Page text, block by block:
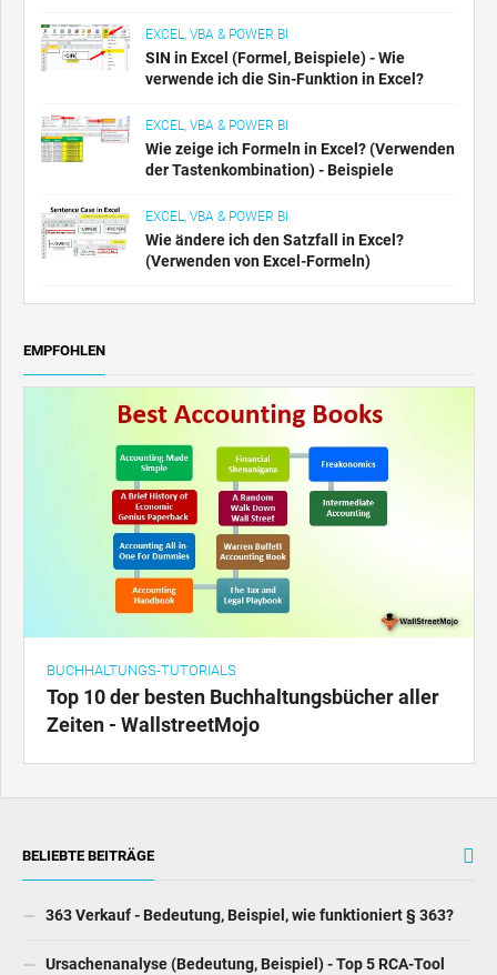
EXCEL, VBA & POWER BI
SIN in Excel (Formel, Beispiele) - Wie
verwende ich die Sin-Funktion in Excel?
EXCEL, VBA & POWER BI
Wie zeige ich Formeln in Excel? (Verwenden
der Tastenkombination) - Beispiele
EXCEL, VBA & POWER BI
Wie ändere ich den Satzfall in Excel?
(Verwenden von Excel-Formeln)
EMPFOHLEN
BUCHHALTUNGS-TUTORIALS
Top 10 der besten Buchhaltungsbücher aller
Zeiten - WallstreetMojo
BELIEBTE BEITRÄGE
363 Verkauf - Bedeutung, Beispiel, wie funktioniert § 363?
Ursachenanalyse (Bedeutung, Beispiel) - Top 5 RCA-Tool